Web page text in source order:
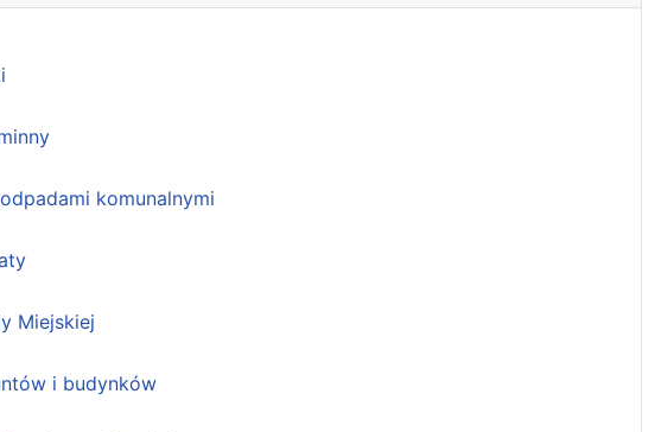
komunalnymi
Miejskiej
i budynków